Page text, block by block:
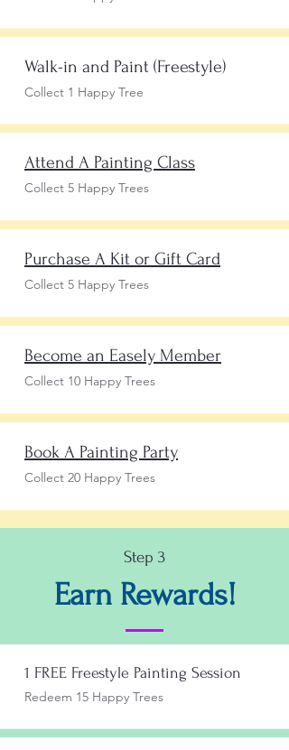
Walk-in and Paint (Freestyle)
Collect 1 Happy Tree
Attend A Painting Class
Collect 5 Happy Trees
Purchase A Kit or Gift Card
Collect 5 Happy Trees
Become an Easely Member
Collect 10 Happy Trees
Book A Painting Party
Collect 20 Happy Trees
Step 3
Earn Rewards!
1 FREE Freestyle Painting Session
Redeem 15 Happy Trees